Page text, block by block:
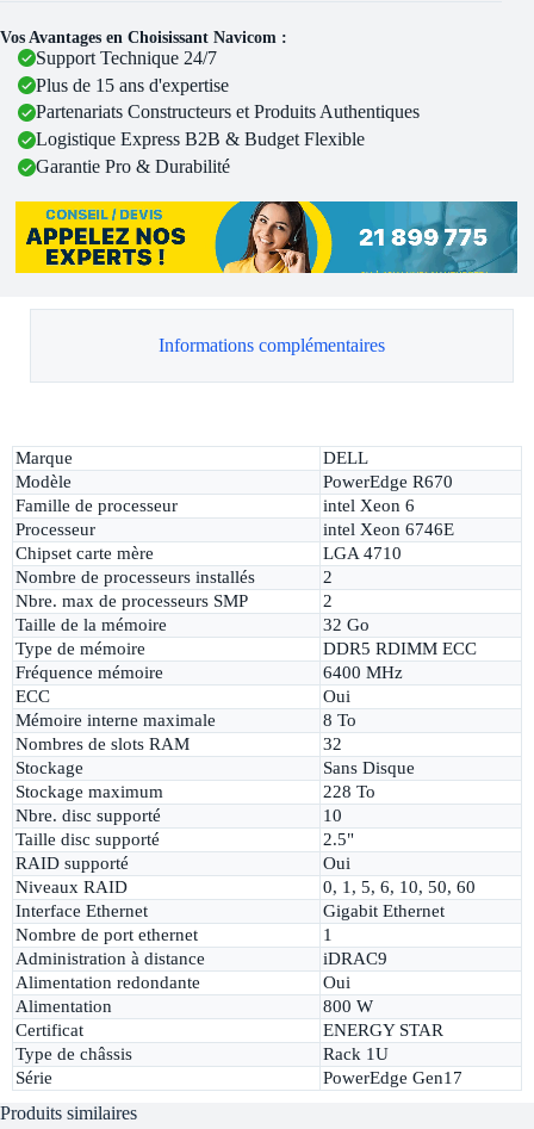
Vos Avantages en Choisissant Navicom :
Support Technique 24/7
Plus de 15 ans d'expertise
Partenariats Constructeurs et Produits Authentiques
Logistique Express B2B & Budget Flexible
Garantie Pro & Durabilité
Informations complémentaires
Marque
DELL
Modèle
PowerEdge R670
Famille de processeur
intel Xeon 6
Processeur
intel Xeon 6746E
Chipset carte mère
LGA 4710
Nombre de processeurs installés
2
Nbre. max de processeurs SMP
2
Taille de la mémoire
32 Go
Type de mémoire
DDR5 RDIMM ECC
Fréquence mémoire
6400 MHz
ECC
Oui
Mémoire interne maximale
8 To
Nombres de slots RAM
32
Stockage
Sans Disque
Stockage maximum
228 To
Nbre. disc supporté
10
Taille disc supporté
2.5"
RAID supporté
Oui
Niveaux RAID
0, 1, 5, 6, 10, 50, 60
Interface Ethernet
Gigabit Ethernet
Nombre de port ethernet
1
Administration à distance
iDRAC9
Alimentation redondante
Oui
Alimentation
800 W
Certificat
ENERGY STAR
Type de châssis
Rack 1U
Série
PowerEdge Gen17
Produits similaires